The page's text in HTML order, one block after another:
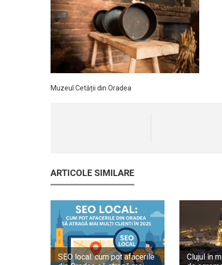
Muzeul Cetății din Oradea
ARTICOLE SIMILARE
SEO local: cum pot afacerile
Clujul în